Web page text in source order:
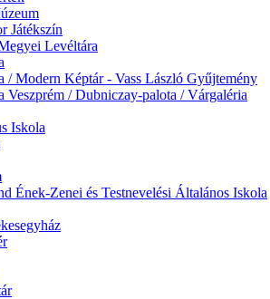
Játékszín
Levéltára
/ Modern Képtár - Vass László Gyűjtemény
Veszprém / Dubniczay-palota / Várgaléria
Iskola
Ének-Zenei és Testnevelési Általános Iskola